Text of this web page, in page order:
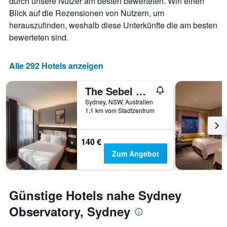
X-
Achse,
die
die
Wochentage
Diagramm
hat
Y-
Achse,
die
den
durchschnittlichen
Zimmerpreis
anzeigt.
Blick auf die Rezensionen von Nutzern, um
herauszufinden, weshalb diese Unterkünfte die am besten
bewerteten sind.
Alle 292 Hotels anzeigen
The Sebel Sydney Martin Place
Sydney, NSW, Australien
1,1 km vom Stadtzentrum
140 €
Zum Angebot
Günstige Hotels nahe Sydney
Observatory, Sydney